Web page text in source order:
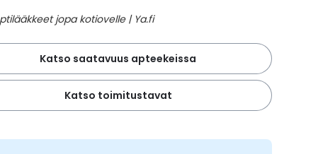
Katso saatavuus apteekeissa
Katso toimitustavat